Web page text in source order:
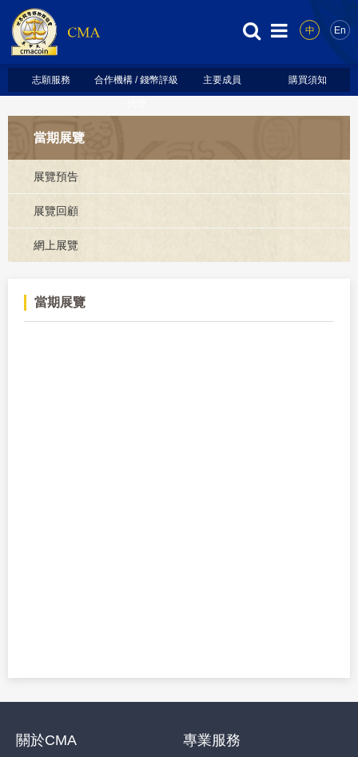
中 En
志願服務 合作機構 / 錢幣評級 主要成員 購買須知
當期展覽
展覽預告
展覽回顧
網上展覽
當期展覽
關於CMA 專業服務